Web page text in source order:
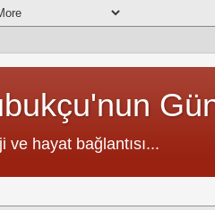
ve hayat bağlantısı...